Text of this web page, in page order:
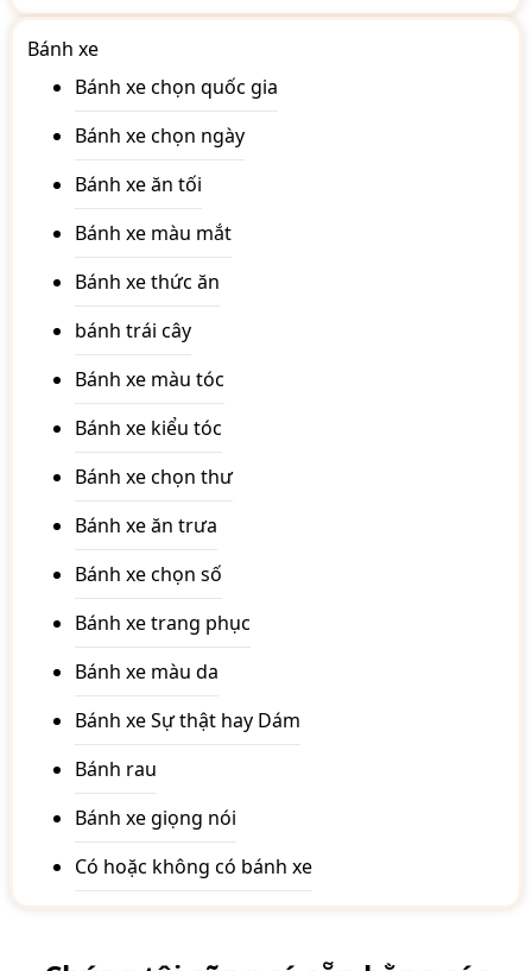
Bánh xe
Bánh xe chọn quốc gia
Bánh xe chọn ngày
Bánh xe ăn tối
Bánh xe màu mắt
Bánh xe thức ăn
bánh trái cây
Bánh xe màu tóc
Bánh xe kiểu tóc
Bánh xe chọn thư
Bánh xe ăn trưa
Bánh xe chọn số
Bánh xe trang phục
Bánh xe màu da
Bánh xe Sự thật hay Dám
Bánh rau
Bánh xe giọng nói
Có hoặc không có bánh xe